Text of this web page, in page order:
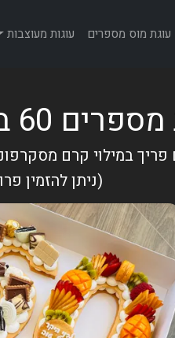
עוגת מוס מספרים עוגות מעוצבות
60 בפתח תקווה
במילוי קרם
(ניתן להזמין